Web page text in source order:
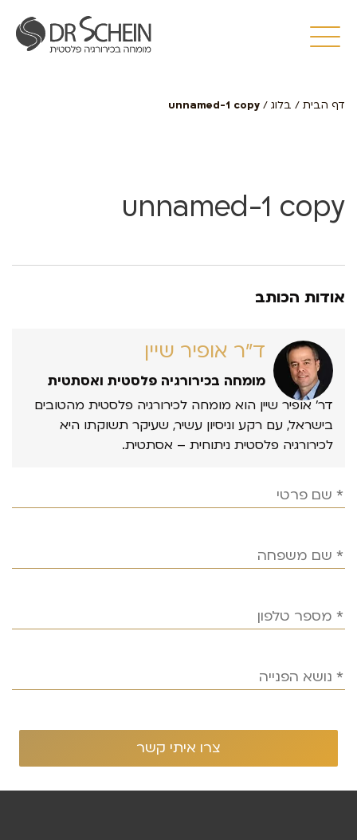
דף הבית / בלוג /
unnamed-1 copy
unnamed-1 copy
אודות הכותב
ד״ר אופיר שיין
מומחה בכירורגיה פלסטית ואסתטית
דר’ אופיר שיין הוא מומחה לכירורגיה פלסטית מהטובים
בישראל, עם רקע וניסיון עשיר, שעיקר תשוקתו היא
לכירורגיה פלסטית ניתוחית – אסתטית.